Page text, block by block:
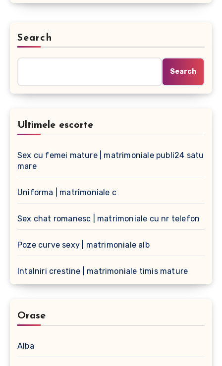
Search
Search
Ultimele escorte
Sex cu femei mature | matrimoniale publi24 satu
mare
Uniforma | matrimoniale c
Sex chat romanesc | matrimoniale cu nr telefon
Poze curve sexy | matrimoniale alb
Intalniri crestine | matrimoniale timis mature
Orase
Alba